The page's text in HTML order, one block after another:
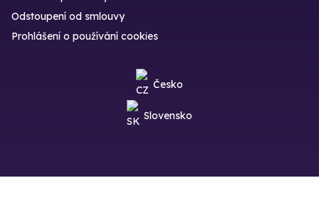
Odstoupení od smlouvy
Prohlášení o používání cookies
Česko
Slovensko